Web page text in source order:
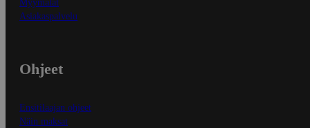
Myymälät
Asiakaspalvelu
Ohjeet
Ensitilaajan ohjeet
Näin maksat